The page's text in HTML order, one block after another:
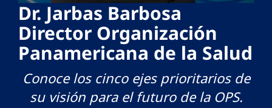
Dr. Jarbas Barbosa
Director Organización
Panamericana de la Salud
Conoce los cinco ejes prioritarios de
su visión para el futuro de la OPS.